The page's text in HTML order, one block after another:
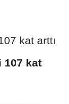
107 kat